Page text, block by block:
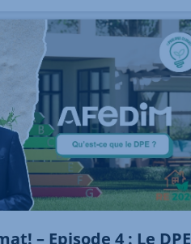
– Episode 4 : Le DPE